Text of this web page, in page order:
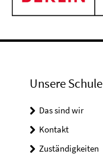
Unsere Schule
Das sind wir
Kontakt
Zuständigkeiten